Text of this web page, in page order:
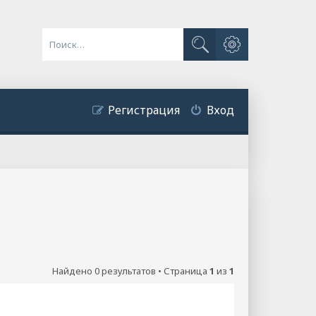
Поиск
Расширенный поиск
Вход
Регистрация
Найдено 0 результатов • Страница 1 из 1